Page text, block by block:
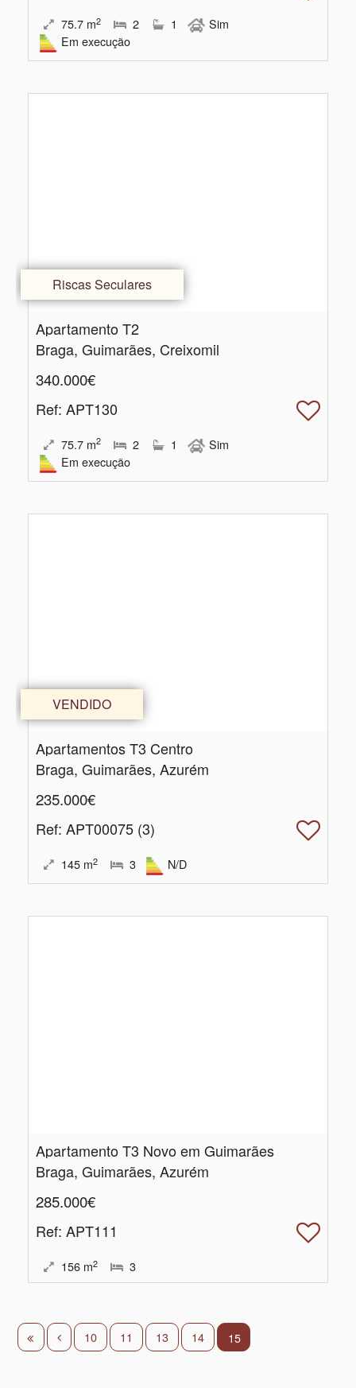
75.7 m2 2 1
Sim
Em execução
Riscas Seculares
Apartamento T2
Braga, Guimarães, Creixomil
340.000€
Ref: APT130
75.7 m2 2 1
Sim
Em execução
VENDIDO
Apartamentos T3 Centro
Braga, Guimarães, Azurém
235.000€
Ref: APT00075 (3)
145 m2 3 N/D
Apartamento T3 Novo em Guimarães
Braga, Guimarães, Azurém
285.000€
Ref: APT111
156 m2 3
10 11 13 14 15